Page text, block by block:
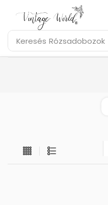
Keresés Rózsadobozok